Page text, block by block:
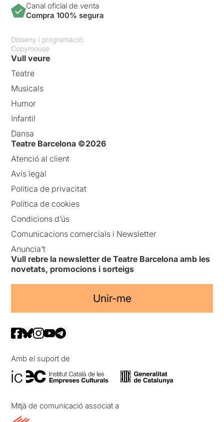
Canal oficial de venta
Compra 100% segura
Disseny i programació:
Copymouse
Vull veure
Teatre
Musicals
Humor
Infantil
Dansa
Teatre Barcelona ©2026
Atenció al client
Avís legal
Política de privacitat
Política de cookies
Condicions d’ús
Comunicacions comercials i Newsletter
Anuncia’t
Vull rebre la newsletter de Teatre Barcelona amb les
novetats, promocions i sorteigs
Unir-me
Amb el suport de
Mitjà de comunicació associat a